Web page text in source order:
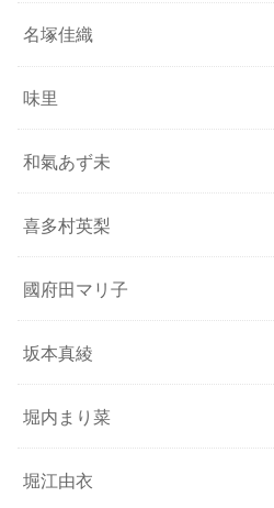
名塚佳織
味里
和氣あず未
喜多村英梨
國府田マリ子
坂本真綾
堀内まり菜
堀江由衣